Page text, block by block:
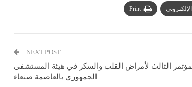
Print
NEXT POST
الثالث لأمراض القلب والسكر في هيئة المستشفى
الجمهوري بالعاصمة صنعاء